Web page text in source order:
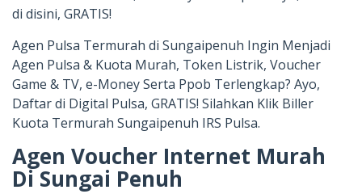
di disini, GRATIS!
Agen Pulsa Termurah di Sungaipenuh Ingin Menjadi
Agen Pulsa & Kuota Murah, Token Listrik, Voucher
Game & TV, e-Money Serta Ppob Terlengkap? Ayo,
Daftar di Digital Pulsa, GRATIS! Silahkan Klik Biller
Kuota Termurah Sungaipenuh IRS Pulsa.
Agen Voucher Internet Murah
Di Sungai Penuh